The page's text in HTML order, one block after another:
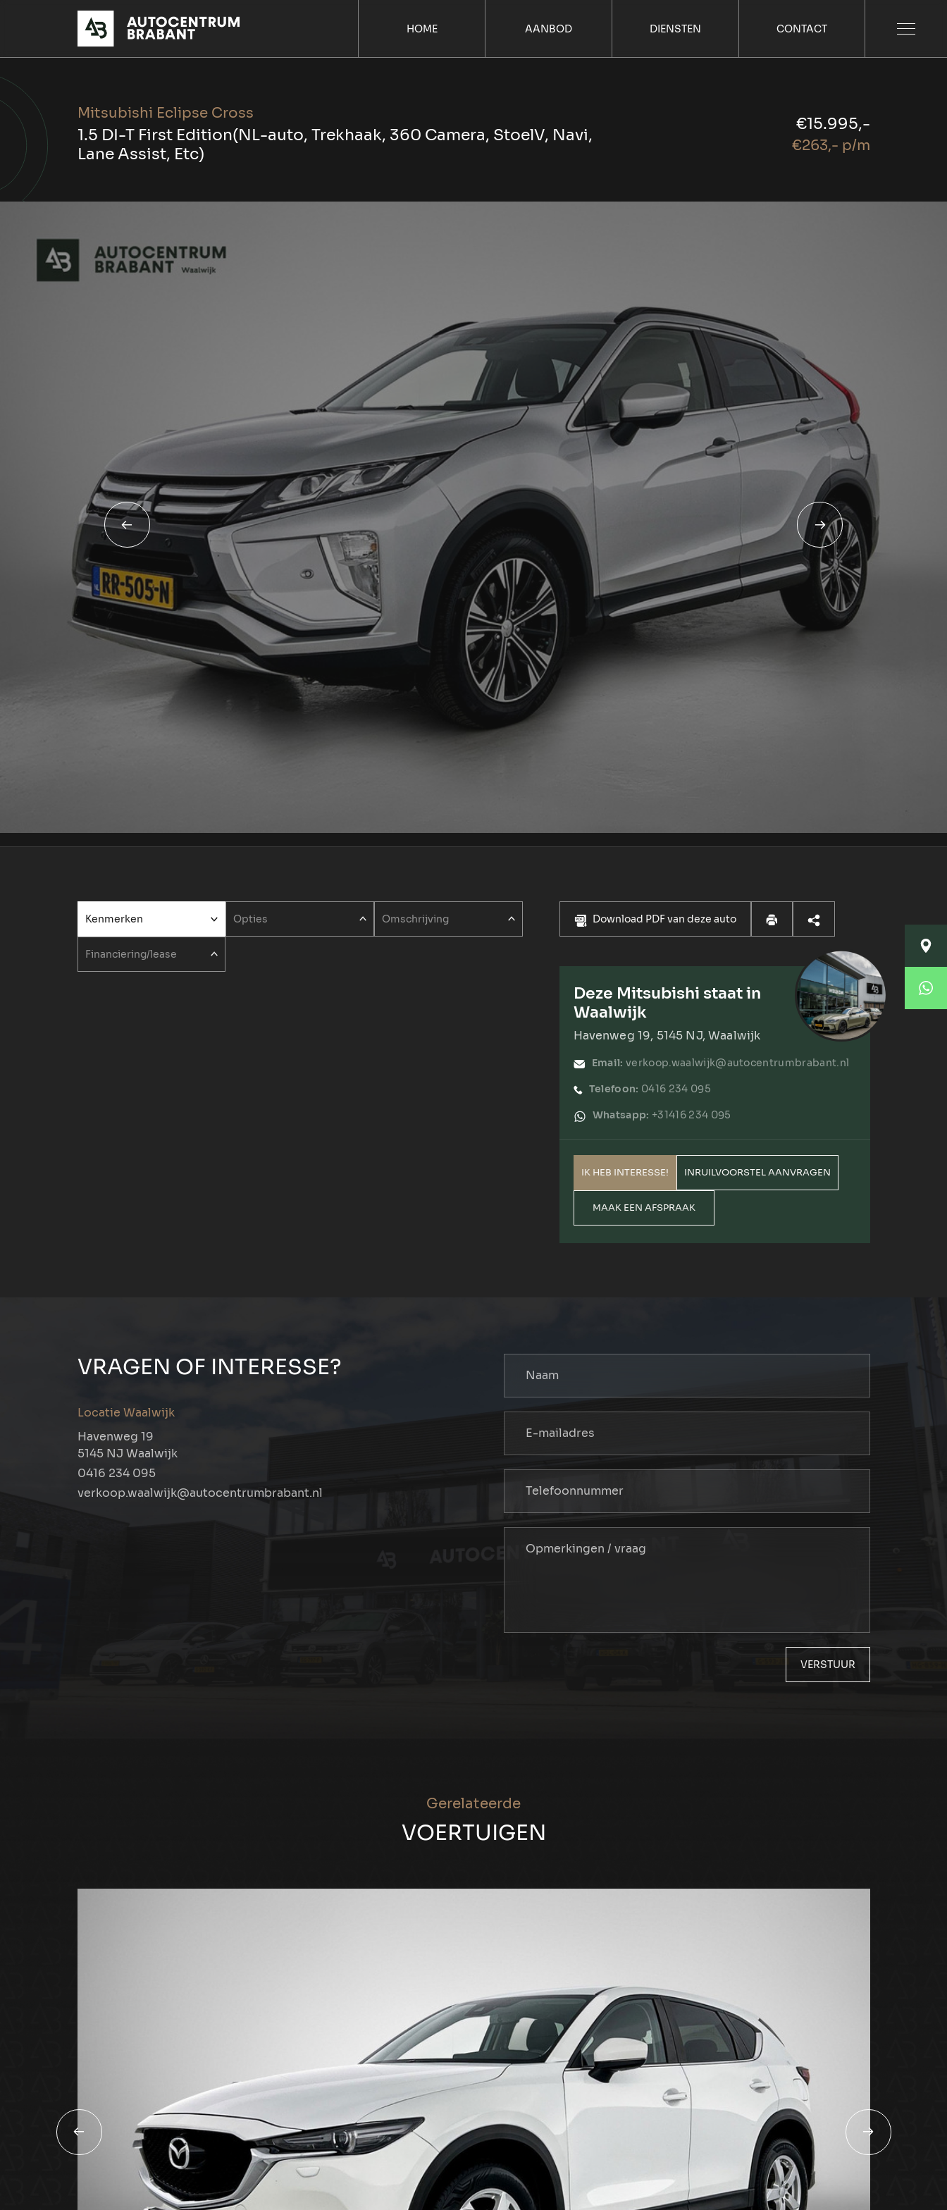
HOME AANBOD DIENSTEN CONTACT
Korte Huifakkerstraat 14
4815 PS Breda
076 204 5040
verkoop.breda@autocentrumbrabant.nl
Havenweg 19
Locatie Breda
Locatie Waalwijk
Mitsubishi Eclipse Cross
1.5 DI-T First Edition(NL-auto, Trekhaak, 360 Camera, StoelV, Navi,
Lane Assist, Etc)
€15.995,-
€263,- p/m
Kenmerken Opties Omschrijving
Financiering/lease
Download PDF van deze auto
Deze Mitsubishi staat in
Waalwijk
Havenweg 19, 5145 NJ, Waalwijk
Email:verkoop.waalwijk@autocentrumbrabant.nl
Telefoon: 0416 234 095
Whatsapp: +31416 234 095
IK HEB INTERESSE! INRUILVOORSTEL AANVRAGEN
MAAK EEN AFSPRAAK
VRAGEN OF INTERESSE?
Locatie Waalwijk
Havenweg 19
5145 NJ Waalwijk
0416 234 095
verkoop.waalwijk@autocentrumbrabant.nl
VERSTUUR
Gerelateerde
VOERTUIGEN